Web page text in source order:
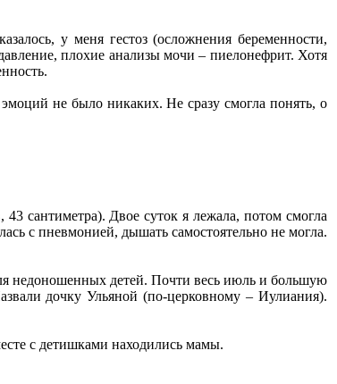
у меня гестоз (осложнения беременности,
плохие анализы мочи – пиелонефрит. Хотя
не было никаких. Не сразу смогла понять, о
43 сантиметра). Двое суток я лежала, потом смогла
с пневмонией, дышать самостоятельно не могла.
недоношенных детей. Почти весь июль и большую
дочку Ульяной (по-церковному – Иулиания).
с детишками находились мамы.